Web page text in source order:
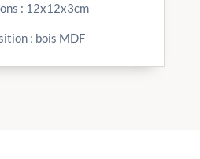
: 12x12x3cm
: bois MDF